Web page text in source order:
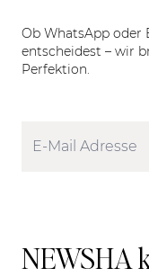
Ob WhatsApp oder
entscheidest – wir
Perfektion.
NEWSHA